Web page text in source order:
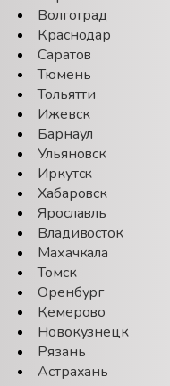
Волгоград
Краснодар
Саратов
Тюмень
Тольятти
Ижевск
Барнаул
Ульяновск
Иркутск
Хабаровск
Ярославль
Владивосток
Махачкала
Томск
Оренбург
Кемерово
Новокузнецк
Рязань
Астрахань